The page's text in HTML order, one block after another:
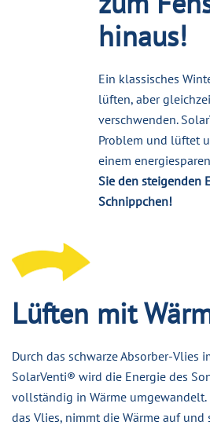
hinaus!
Ein klassisches
lüften, aber
verschwenden.
Problem und lüftet
einem
Sie den steigenden
Schnippchen!
Lüften mit
Durch das schwarze Absorber-Vlies
SolarVenti® wird die Energie des
vollständig in Wärme
das Vlies, nimmt die Wärme auf und